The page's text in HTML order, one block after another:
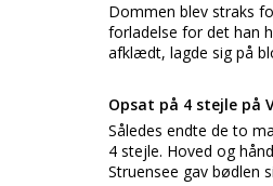
Dommen blev straks
forladelse for det han
afklædt, lagde sig på
Opsat på 4 stejle på
Således endte de to
4 stejle. Hoved og
Struensee gav bødlen